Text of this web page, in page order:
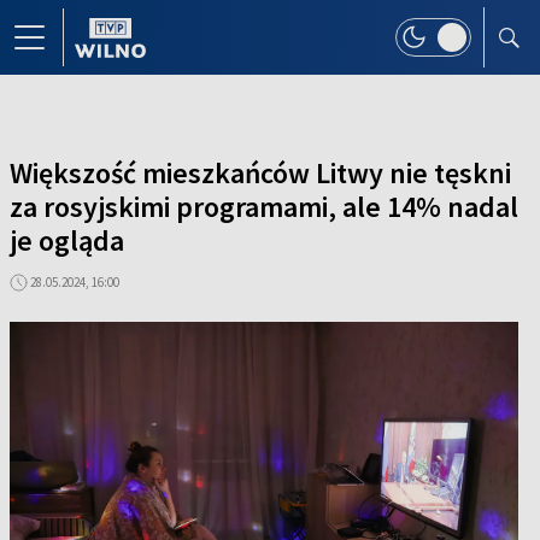
Większość mieszkańców Litwy nie tęskni
za rosyjskimi programami, ale 14% nadal
je ogląda
28.05.2024, 16:00